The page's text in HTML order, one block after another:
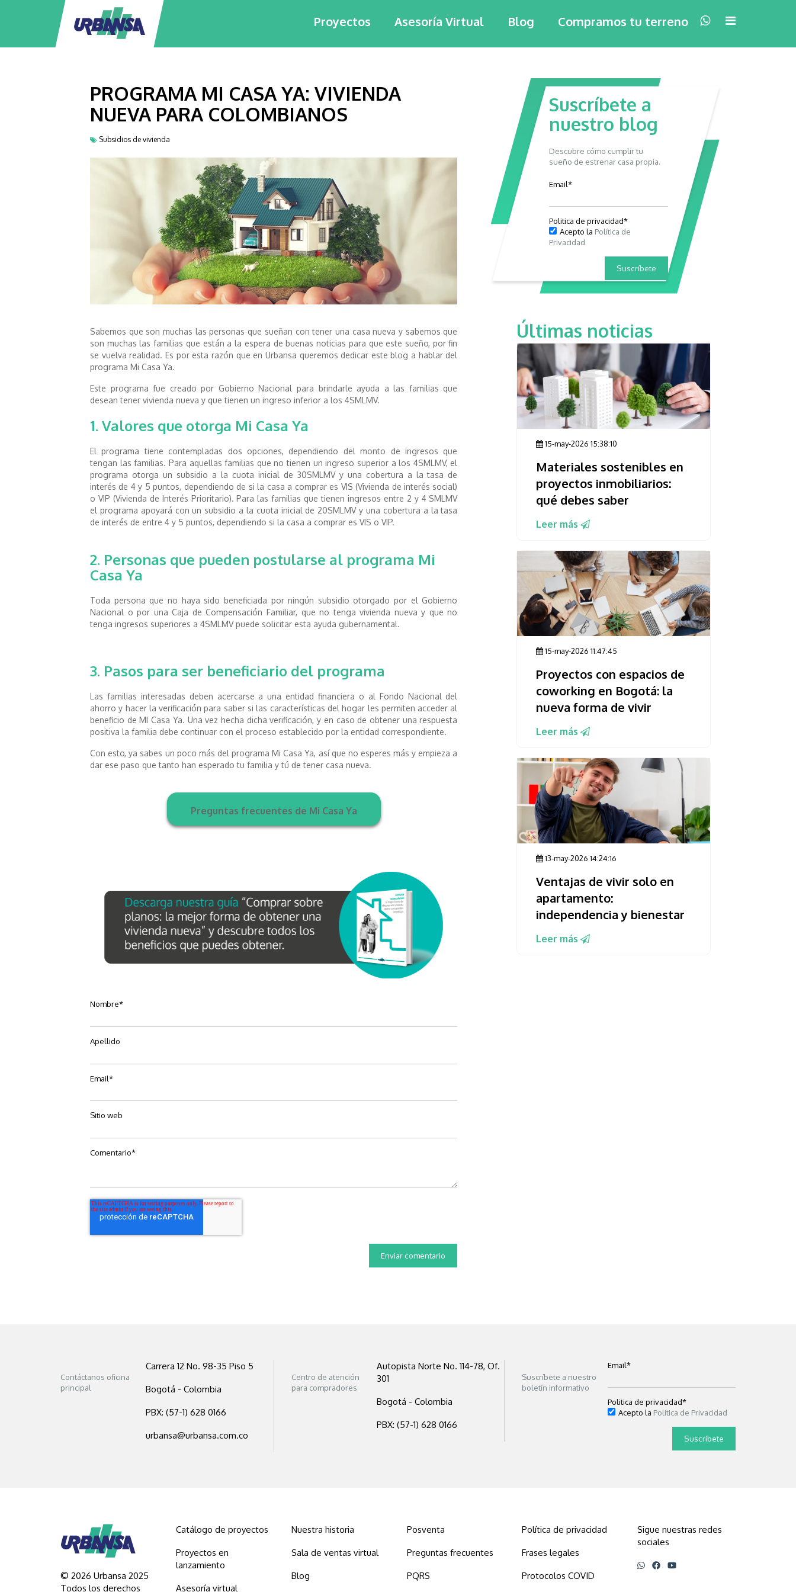
Proyectos Asesoría Virtual Blog Compramos tu terreno
PROGRAMA MI CASA YA: VIVIENDA
NUEVA PARA COLOMBIANOS
Subsidios de vivienda
Sabemos que son muchas las personas que sueñan con tener una casa nueva y sabemos que
son muchas las familias que están a la espera de buenas noticias para que este sueño, por fin
se vuelva realidad. Es por esta razón que en Urbansa queremos dedicar este blog a hablar del
programa Mi Casa Ya.
Este programa fue creado por Gobierno Nacional para brindarle ayuda a las familias que
desean tener vivienda nueva y que tienen un ingreso inferior a los 4SMLMV.
1. Valores que otorga Mi Casa Ya
El programa tiene contempladas dos opciones, dependiendo del monto de ingresos que
tengan las familias. Para aquellas familias que no tienen un ingreso superior a los 4SMLMV, el
programa otorga un subsidio a la cuota inicial de 30SMLMV y una cobertura a la tasa de
interés de 4 y 5 puntos, dependiendo de si la casa a comprar es VIS (Vivienda de interés social)
o VIP (Vivienda de Interés Prioritario). Para las familias que tienen ingresos entre 2 y 4 SMLMV
el programa apoyará con un subsidio a la cuota inicial de 20SMLMV y una cobertura a la tasa
de interés de entre 4 y 5 puntos, dependiendo si la casa a comprar es VIS o VIP.
2. Personas que pueden postularse al programa Mi
Casa Ya
Toda persona que no haya sido beneficiada por ningún subsidio otorgado por el Gobierno
Nacional o por una Caja de Compensación Familiar, que no tenga vivienda nueva y que no
tenga ingresos superiores a 4SMLMV puede solicitar esta ayuda gubernamental.
3. Pasos para ser beneficiario del programa
Las familias interesadas deben acercarse a una entidad financiera o al Fondo Nacional del
ahorro y hacer la verificación para saber si las características del hogar les permiten acceder al
beneficio de MI Casa Ya. Una vez hecha dicha verificación, y en caso de obtener una respuesta
positiva la familia debe continuar con el proceso establecido por la entidad correspondiente.
Con esto, ya sabes un poco más del programa Mi Casa Ya, así que no esperes más y empieza a
dar ese paso que tanto han esperado tu familia y tú de tener casa nueva.
Preguntas frecuentes de Mi Casa Ya
Nombre*
Apellido
Email*
Sitio web
Comentario*
Suscríbete a
nuestro blog
Descubre cómo cumplir tu
sueño de estrenar casa propia.
Email*
Politica de privacidad*
Acepto la Política de
Privacidad
Últimas noticias
15-may-2026 15:38:10
Materiales sostenibles en
proyectos inmobiliarios:
qué debes saber
Leer más
15-may-2026 11:47:45
Proyectos con espacios de
coworking en Bogotá: la
nueva forma de vivir
Leer más
13-may-2026 14:24:16
Ventajas de vivir solo en
apartamento:
independencia y bienestar
Leer más
Contáctanos oficina
principal
Carrera 12 No. 98-35 Piso 5
Bogotá - Colombia
PBX: (57-1) 628 0166
urbansa@urbansa.com.co
Centro de atención
para compradores
Autopista Norte No. 114-78, Of.
301
Bogotá - Colombia
PBX: (57-1) 628 0166
Suscríbete a nuestro
boletín informativo
Email*
Politica de privacidad*
Acepto la Política de Privacidad
© 2026 Urbansa 2025
Todos los derechos
Catálogo de proyectos
Proyectos en
lanzamiento
Asesoría virtual
Nuestra historia
Sala de ventas virtual
Blog
Posventa
Preguntas frecuentes
PQRS
Política de privacidad
Frases legales
Protocolos COVID
Sigue nuestras redes
sociales